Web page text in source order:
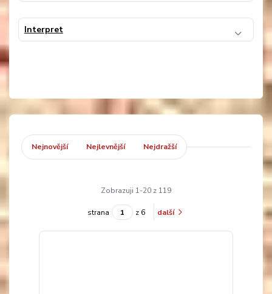
Interpret
Nejnovější Nejlevnější Nejdražší
Zobrazuji 1-20 z 119
strana z 6 další